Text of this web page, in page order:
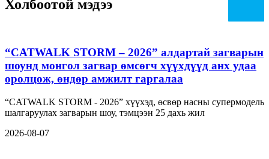
Холбоотой мэдээ
“CATWALK STORM – 2026” алдартай загварын
шоунд монгол загвар өмсөгч хүүхдүүд анх удаа
оролцож, өндөр амжилт гаргалаа
“CATWALK STORM - 2026” хүүхэд, өсвөр насны супермодель
шалгаруулах загварын шоу, тэмцээн 25 дахь жил
2026-08-07